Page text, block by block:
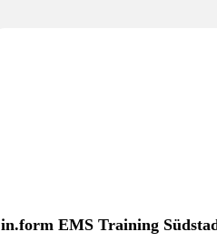
in.form EMS Training